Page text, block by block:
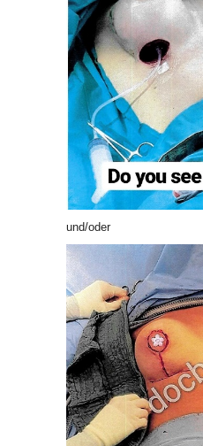
und/oder